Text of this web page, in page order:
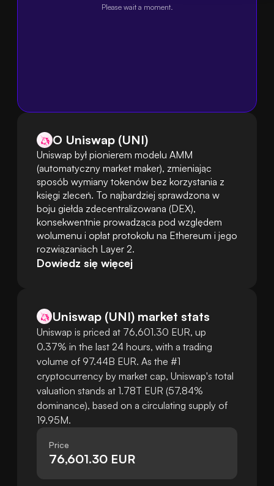
Please wait a moment.
O Uniswap (UNI)
Uniswap był pionierem modelu AMM
(automatyczny market maker), zmieniając
sposób wymiany tokenów bez korzystania z
księgi zleceń. To najbardziej sprawdzona w
boju giełda zdecentralizowana (DEX),
konsekwentnie prowadząca pod względem
wolumenu i opłat protokołu na Ethereum i jego
rozwiązaniach Layer 2.
Dowiedz się więcej
Uniswap (UNI) market stats
Uniswap is priced at 76,601.30 EUR, up
0.37% in the last 24 hours, with a trading
volume of 97.44B EUR. As the #1
cryptocurrency by market cap, Uniswap's total
valuation stands at 1.78T EUR (57.84%
dominance), based on a circulating supply of
19.95M.
Price
76,601.30 EUR